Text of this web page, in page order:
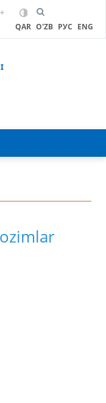
QAR O'ZB РУС ENG